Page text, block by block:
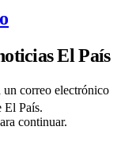
El País
un correo electrónico
El País.
continuar.